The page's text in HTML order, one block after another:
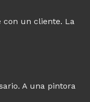
con un cliente. La
A una pintora